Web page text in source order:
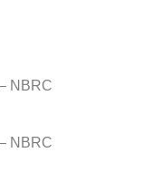
NBRC
NBRC